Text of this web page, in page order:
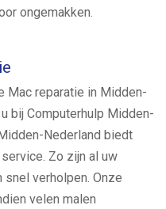
ongemakken.
Mac reparatie in Midden-
bij Computerhulp Midden-
Nederland biedt
Zo zijn al uw
verholpen. Onze
velen malen